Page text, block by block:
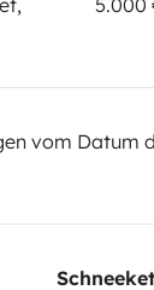
vom Datum